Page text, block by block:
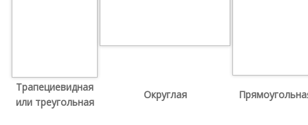
Трапециевидная
или треугольная
Округлая